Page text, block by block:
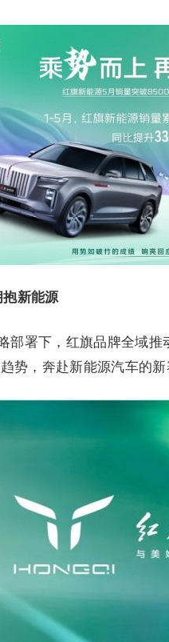
抱新能源
部署下，红旗品牌全域推
势，奔赴新能源汽车的